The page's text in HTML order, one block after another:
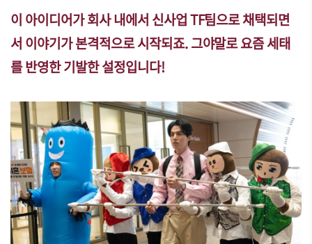
이 아이디어가 회사 내에서 신사업 TF팀으로 채택되면
서 이야기가 본격적으로 시작되죠. 그야말로 요즘 세태
를 반영한 기발한 설정입니다!